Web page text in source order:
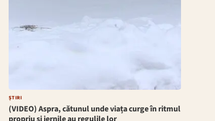
ȘTIRI
(VIDEO) Aspra, cătunul unde viața curge în ritmul